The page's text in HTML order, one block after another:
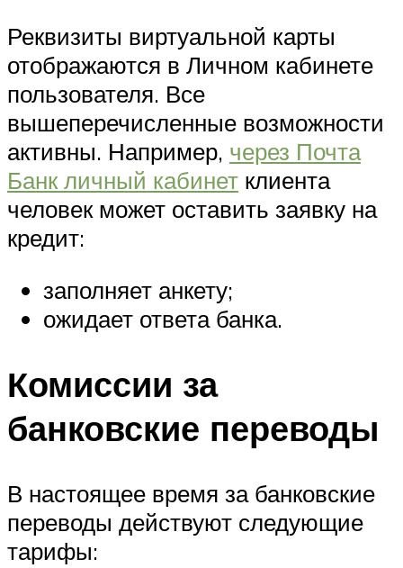
Реквизиты виртуальной карты
отображаются в Личном кабинете
пользователя. Все
вышеперечисленные возможности
активны. Например, через Почта
Банк личный кабинет клиента
человек может оставить заявку на
кредит:
заполняет анкету;
ожидает ответа банка.
Комиссии за
банковские переводы
В настоящее время за банковские
переводы действуют следующие
тарифы: